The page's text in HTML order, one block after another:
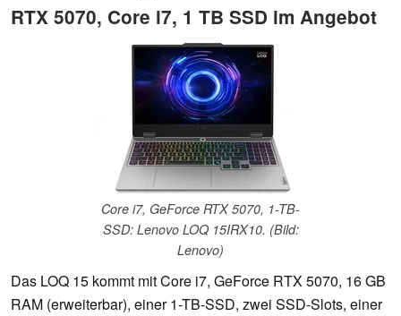
RTX 5070, Core i7, 1 TB SSD im Angebot
Core i7, GeForce RTX 5070, 1-TB-
SSD: Lenovo LOQ 15IRX10. (Bild:
Lenovo)
Das LOQ 15 kommt mit Core i7, GeForce RTX 5070, 16 GB
RAM (erweiterbar), einer 1-TB-SSD, zwei SSD-Slots, einer